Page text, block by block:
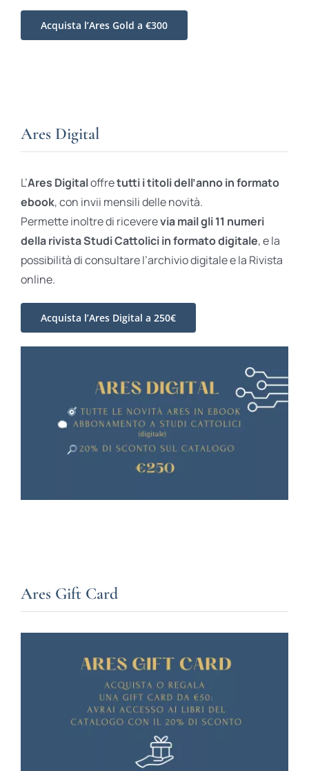
Acquista l’Ares Gold a €300
Ares Digital
L’Ares Digitaloffretutti i titoli dell’anno in formato
ebook, con invii mensili delle novità.
Permette inoltre di riceverevia mail gli 11 numeri
della rivista Studi Cattolici in formato digitale, e la
possibilità di consultare l’archivio digitale e la Rivista
online.
Acquista l’Ares Digital a 250€
Ares Gift Card